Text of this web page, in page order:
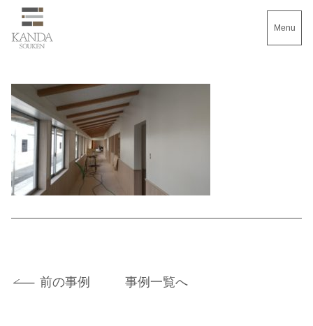
Menu
前の事例 事例一覧へ